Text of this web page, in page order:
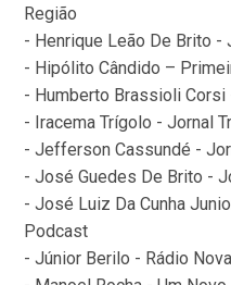
Região
- Henrique Leão De Brito -
- Hipólito Cândido –
- Humberto Brassioli Corsi
- Iracema Trígolo - Jornal
- Jefferson Cassundé -
- José Guedes De Brito -
- José Luiz Da Cunha
Podcast
- Júnior Berilo - Rádio